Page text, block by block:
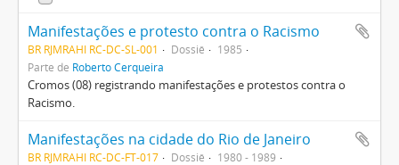
Manifestações e protesto contra o Racismo
BR RJMRAHI RC-DC-SL-001 Dossiê
1985
Parte de Roberto Cerqueira
Cromos (08) registrando manifestações e protestos contra o
Racismo.
Manifestações na cidade do Rio de Janeiro
BR RJMRAHI RC-DC-FT-017 Dossiê
1980 - 1989